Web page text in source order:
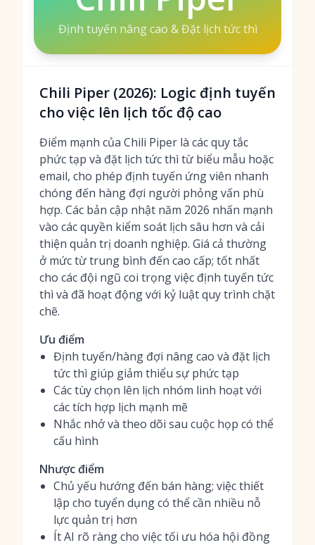
Định tuyến nâng cao & Đặt lịch tức thì
Chili Piper (2026): Logic định tuyến
cho việc lên lịch tốc độ cao
Điểm mạnh của Chili Piper là các quy tắc
phức tạp và đặt lịch tức thì từ biểu mẫu hoặc
email, cho phép định tuyến ứng viên nhanh
chóng đến hàng đợi người phỏng vấn phù
hợp. Các bản cập nhật năm 2026 nhấn mạnh
vào các quyền kiểm soát lịch sâu hơn và cải
thiện quản trị doanh nghiệp. Giá cả thường
ở mức từ trung bình đến cao cấp; tốt nhất
cho các đội ngũ coi trọng việc định tuyến tức
thì và đã hoạt động với kỷ luật quy trình chặt
chẽ.
Ưu điểm
Định tuyến/hàng đợi nâng cao và đặt lịch
tức thì giúp giảm thiểu sự phức tạp
Các tùy chọn lên lịch nhóm linh hoạt với
các tích hợp lịch mạnh mẽ
Nhắc nhở và theo dõi sau cuộc họp có thể
cấu hình
Nhược điểm
Chủ yếu hướng đến bán hàng; việc thiết
lập cho tuyển dụng có thể cần nhiều nỗ
lực quản trị hơn
Ít AI rõ ràng cho việc tối ưu hóa hội đồng